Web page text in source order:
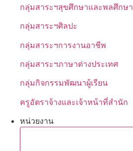
กลุ่มสาระฯสุขศึกษาและพลศึกษา
กลุ่มสาระฯศิลปะ
กลุ่มสาระฯการงานอาชีพ
กลุ่มสาระฯภาษาต่างประเทศ
กลุ่มกิจกรรมพัฒนาผู้เรียน
ครูอัตราจ้างและเจ้าหน้าที่สำนัก
หน่วยงาน